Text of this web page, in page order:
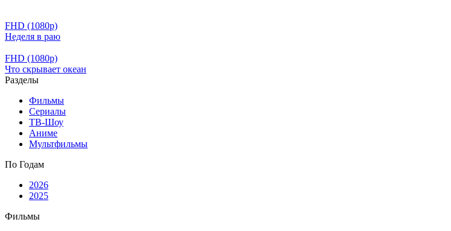
FHD (1080p)
Неделя в раю
FHD (1080p)
Что скрывает океан
Разделы
Фильмы
Сериалы
ТВ-Шоу
Аниме
Мультфильмы
По Годам
2026
2025
Фильмы